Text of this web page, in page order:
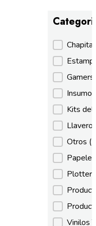
Gamers
Kits
Otros
Vinilos